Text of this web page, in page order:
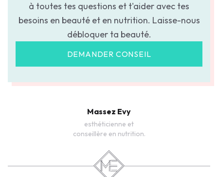
à toutes tes questions et t'aider avec tes
besoins en beauté et en nutrition. Laisse-nous
débloquer ta beauté.
DEMANDER CONSEIL
Massez Evy
esthéticienne et
conseillère en nutrition.